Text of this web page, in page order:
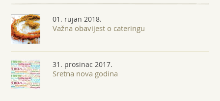
01. rujan 2018.
Važna obavijest o cateringu
31. prosinac 2017.
Sretna nova godina